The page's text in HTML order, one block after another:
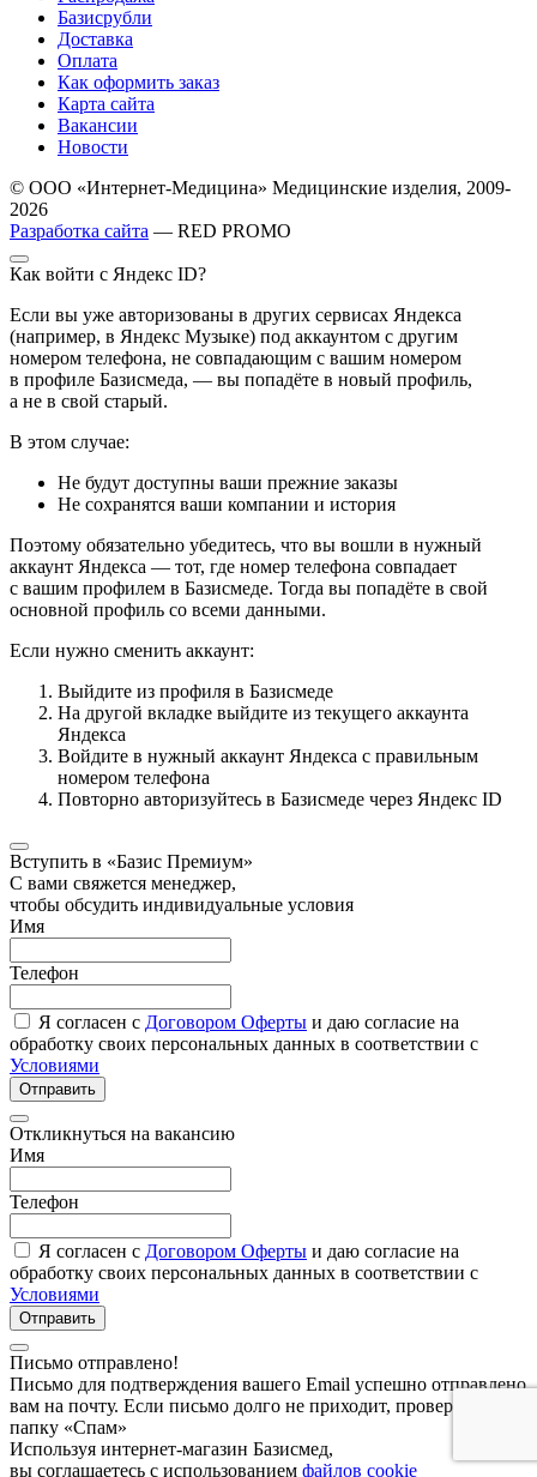
Базисрубли
Доставка
Оплата
Как оформить заказ
Карта сайта
Вакансии
Новости
© ООО «Интернет-Медицина» Медицинские изделия, 2009-
2026
Разработка сайта — RED PROMO
Как войти с Яндекс ID?
Если вы уже авторизованы в других сервисах Яндекса
(например, в Яндекс Музыке) под аккаунтом с другим
номером телефона, не совпадающим с вашим номером
в профиле Базисмеда, — вы попадёте в новый профиль,
а не в свой старый.
В этом случае:
Не будут доступны ваши прежние заказы
Не сохранятся ваши компании и история
Поэтому обязательно убедитесь, что вы вошли в нужный
аккаунт Яндекса — тот, где номер телефона совпадает
с вашим профилем в Базисмеде. Тогда вы попадёте в свой
основной профиль со всеми данными.
Если нужно сменить аккаунт:
Выйдите из профиля в Базисмеде
На другой вкладке выйдите из текущего аккаунта
Яндекса
Войдите в нужный аккаунт Яндекса с правильным
номером телефона
Повторно авторизуйтесь в Базисмеде через Яндекс ID
Вступить в «Базис Премиум»
С вами свяжется менеджер,
чтобы обсудить индивидуальные условия
Имя
Телефон
Я согласен с Договором Оферты и даю согласие на
обработку своих персональных данных в соответствии с
Условиями
Отправить
Откликнуться на вакансию
Имя
Телефон
Я согласен с Договором Оферты и даю согласие на
обработку своих персональных данных в соответствии с
Условиями
Отправить
Письмо отправлено!
Письмо для подтверждения вашего Email успешно отправлено
вам на почту. Если письмо долго не приходит, проверьте
папку «Спам»
Используя интернет-магазин Базисмед,
вы соглашаетесь с использованием файлов cookie